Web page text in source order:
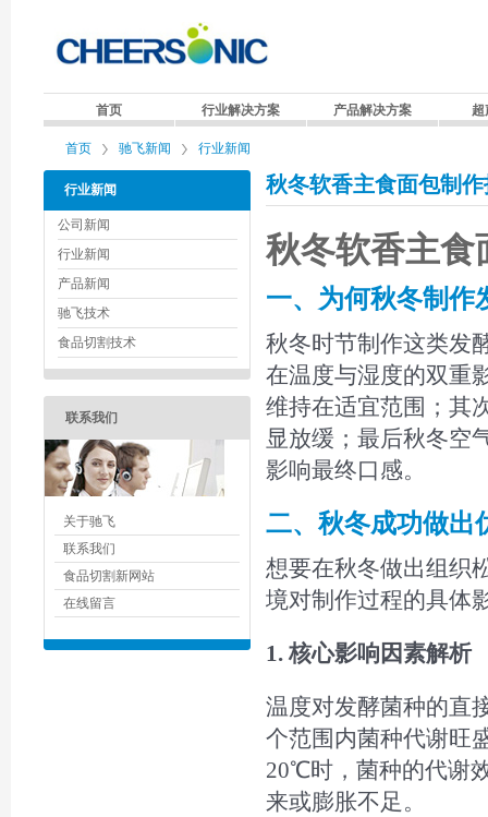
首页 行业解决方案 产品解决方案 超
首页 驰飞新闻 行业新闻
行业新闻
公司新闻
行业新闻
产品新闻
驰飞技术
食品切割技术
联系我们
关于驰飞
联系我们
食品切割新网站
在线留言
秋冬软香主食面包制
秋冬软香主食
一、为何秋冬制作
秋冬时节制作这类发
在温度与湿度的双重
维持在适宜范围；其
显放缓；最后秋冬空
影响最终口感。
二、秋冬成功做出
想要在秋冬做出组织
境对制作过程的具体
1. 核心影响因素解析
温度对发酵菌种的直
个范围内菌种代谢旺
20℃时，菌种的代谢
来或膨胀不足。